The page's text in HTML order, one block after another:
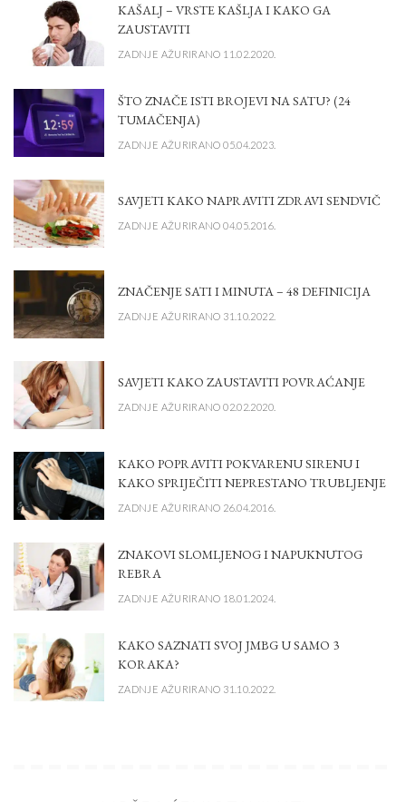
KAŠALJ – VRSTE KAŠLJA I KAKO GA
ZAUSTAVITI
ZADNJE AŽURIRANO 11.02.2020.
ŠTO ZNAČE ISTI BROJEVI NA SATU? (24
TUMAČENJA)
ZADNJE AŽURIRANO 05.04.2023.
SAVJETI KAKO NAPRAVITI ZDRAVI SENDVIČ
ZADNJE AŽURIRANO 04.05.2016.
ZNAČENJE SATI I MINUTA – 48 DEFINICIJA
ZADNJE AŽURIRANO 31.10.2022.
SAVJETI KAKO ZAUSTAVITI POVRAĆANJE
ZADNJE AŽURIRANO 02.02.2020.
KAKO POPRAVITI POKVARENU SIRENU I
KAKO SPRIJEČITI NEPRESTANO TRUBLJENJE
ZADNJE AŽURIRANO 26.04.2016.
ZNAKOVI SLOMLJENOG I NAPUKNUTOG
REBRA
ZADNJE AŽURIRANO 18.01.2024.
KAKO SAZNATI SVOJ JMBG U SAMO 3
KORAKA?
ZADNJE AŽURIRANO 31.10.2022.